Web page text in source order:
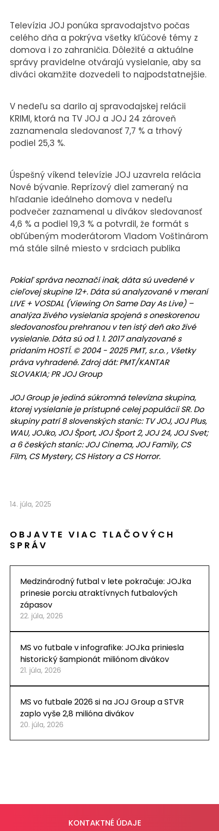
Televízia JOJ ponúka spravodajstvo počas
celého dňa a pokrýva všetky kľúčové témy z
domova i zo zahraničia. Dôležité a aktuálne
správy pravidelne otvárajú vysielanie, aby sa
diváci okamžite dozvedeli to najpodstatnejšie.
V nedeľu sa darilo aj spravodajskej relácii
KRIMI, ktorá na TV JOJ a JOJ 24 zároveň
zaznamenala sledovanosť 7,7 % a trhový
podiel 25,3 %.
Úspešný víkend televízie JOJ uzavrela relácia
Nové bývanie. Reprízový diel zameraný na
hľadanie ideálneho domova v nedeľu
podvečer zaznamenal u divákov sledovanosť
4,6 % a podiel 19,3 % a potvrdil, že formát s
obľúbeným moderátorom Vladom Voštinárom
má stále silné miesto v srdciach publika
Pokiaľ správa neoznačí inak, dáta sú uvedené v
cieľovej skupine 12+. Dáta sú analyzované v meraní
LIVE + VOSDAL (Viewing On Same Day As Live) –
analýza živého vysielania spojená s oneskorenou
sledovanosťou prehranou v ten istý deň ako živé
vysielanie. Dáta sú od 1. 1. 2017 analyzované s
pridaním HOSTÍ. © 2004 - 2025 PMT, s.r.o. , Všetky
práva vyhradené. Zdroj dát: PMT/KANTAR
SLOVAKIA; PR JOJ Group
JOJ Group je jediná súkromná televízna skupina,
ktorej vysielanie je prístupné celej populácii SR. Do
skupiny patrí 8 slovenských staníc: TV JOJ, JOJ Plus,
WAU, JOJko, JOJ Šport, JOJ Šport 2, JOJ 24, JOJ Svet;
a 6 českých staníc: JOJ Cinema, JOJ Family, CS
Film, CS Mystery, CS History a CS Horror.
14. júla, 2025
OBJAVTE VIAC TLAČOVÝCH
SPRÁV
Medzinárodný futbal v lete pokračuje: JOJka
prinesie porciu atraktívnych futbalových
zápasov
22. júla, 2026
MS vo futbale v infografike: JOJka priniesla
historický šampionát miliónom divákov
21. júla, 2026
MS vo futbale 2026 si na JOJ Group a STVR
zaplo vyše 2,8 milióna divákov
20. júla, 2026
KONTAKTNÉ ÚDAJE